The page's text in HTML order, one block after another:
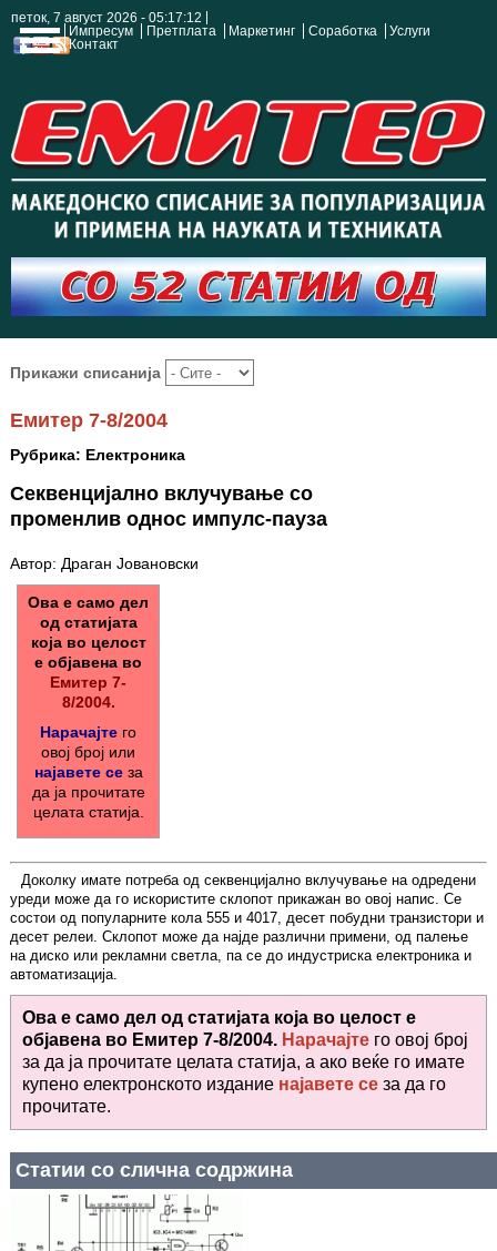
петок, 7 август 2026 - 05:17:12
Импресум
Претплата Маркетинг Соработка
Услуги
Контакт
Прикажи списанија
Емитер 7-8/2004
Рубрика: Електроника
Секвенцијално вклучување со
променлив однос импулс-пауза
Автор: Драган Јовановски
Ова е само дел
од статијата
која во целост
е објавена во
Емитер 7-
8/2004.
Нарачајте го
овој број или
најавете сеза
да ја прочитате
целата статија.
Доколку имате потреба од секвенцијално вклучување на одредени
уреди може да го искористите склопот прикажан во овој напис. Се
состои од популарните кола 555 и 4017, десет побудни транзистори и
десет релеи. Склопот може да најде различни примени, од палење
на диско или рекламни светла, па се до индустриска електроника и
автоматизација.
Ова е само дел од статијата која во целост е
објавена во Емитер 7-8/2004. Нарачајте го овој број
за да ја прочитате целата статија, а ако веќе го имате
купено електронското издание најавете се за да го
прочитате.
Статии со слична содржина